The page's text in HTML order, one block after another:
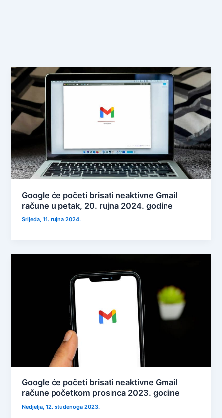
Google će početi brisati neaktivne Gmail
račune u petak, 20. rujna 2024. godine
Srijeda, 11. rujna 2024.
Google će početi brisati neaktivne Gmail
račune početkom prosinca 2023. godine
Nedjelja, 12. studenoga 2023.